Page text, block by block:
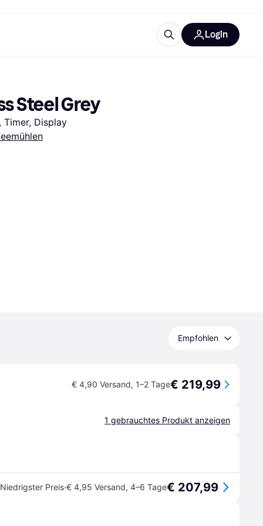
Login
Steel Grey
Timer, Display
Empfohlen
€ 4,90 Versand, 1–2 Tage€ 219,99
1 gebrauchtes Produkt anzeigen
Niedrigster Preis·€ 4,95 Versand, 4–6 Tage€ 207,99